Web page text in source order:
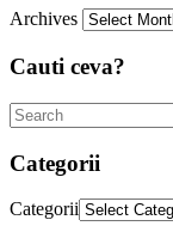
Archives
Cauti ceva?
Categorii
Categorii